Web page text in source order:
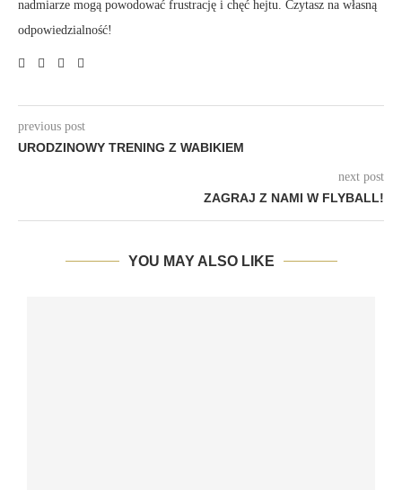
nadmiarze mogą powodować frustrację i chęć hejtu. Czytasz na własną
odpowiedzialność!
previous post
URODZINOWY TRENING Z WABIKIEM
next post
ZAGRAJ Z NAMI W FLYBALL!
YOU MAY ALSO LIKE